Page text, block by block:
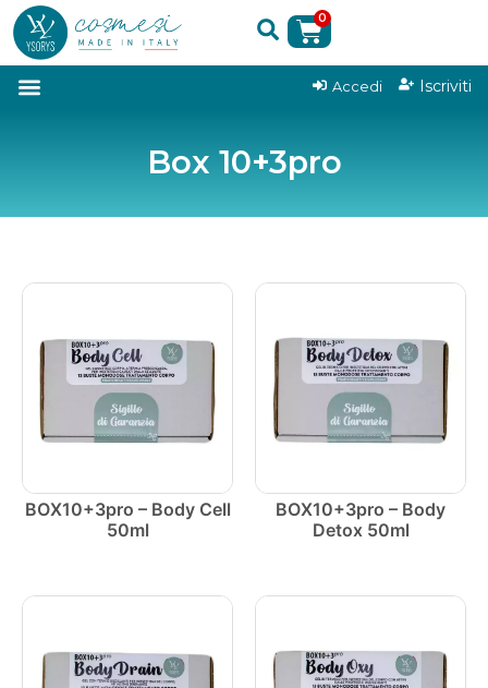
0
Accedi Iscriviti
Box 10+3pro
BOX10+3pro – Body Cell
50ml
BOX10+3pro – Body
Detox 50ml